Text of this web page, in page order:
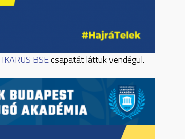
IKARUS BSEcsapatát láttuk vendégül.